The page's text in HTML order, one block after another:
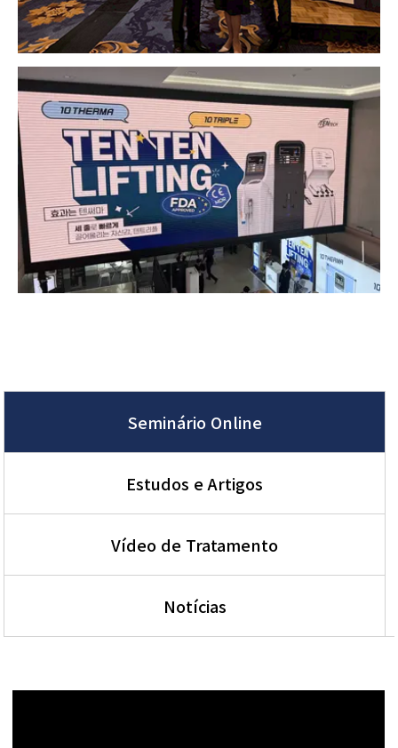
Seminário Online
Estudos e Artigos
Vídeo de Tratamento
Notícias